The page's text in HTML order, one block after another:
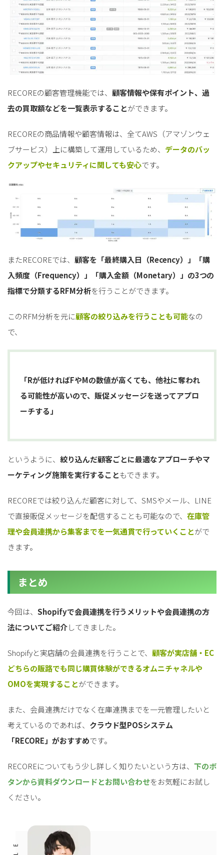
RECOREの顧客管理機能では、 顧客情報や保有ポイント、過
去の買取額などを一覧表示することができます。
RECOREの商品情報や顧客情報は、全てAWS（アマゾンウェ
ブサービス）上に構築して運用しているため、 データのバッ
クアップやセキュリティに関しても安心です。
またRECOREでは、 顧客を「最終購入日（Recency）」「購
入頻度（Frequency）」「購入金額（Monetary）」の3つの
指標で分類するRFM分析を行うことができます。
このRFM分析を元に顧客の絞り込みを行うことも可能なの
で、
「Rが低ければFやMの数値が高くても、他社に奪われ
る可能性が高いので、販促メッセージを送ってアプロ
ーチする」
というように、 絞り込んだ顧客ごとに最適なアプローチやマ
ーケティング施策を実行することもできます。
RECOREでは絞り込んだ顧客に対して、SMSやメール、LINE
で直接販促メッセージを配信することも可能なので、 在庫管
理や会員連携から集客までを一気通貫で行っていくことがで
きます。
まとめ
今回は、 Shopifyで会員連携を行うメリットや会員連携の方
法についてご紹介してきました。
Shopifyと実店舗の会員連携を行うことで、 顧客が実店舗・EC
どちらの販路でも同じ購買体験ができるオムニチャネルや
OMOを実現することができます。
また、会員連携だけでなく在庫連携までを一元管理したいと
考えているのであれば、 クラウド型POSシステム
「RECORE」がおすすめです。
RECOREについてもう少し詳しく知りたいという方は、 下のボ
タンから資料ダウンロードとお問い合わせをお気軽にお試し
ください。